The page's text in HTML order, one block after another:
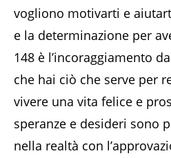
vogliono motivarti e
e la determinazione per
148 è l’incoraggiamento
che hai ciò che serve per
vivere una vita felice e
speranze e desideri sono
nella realtà con